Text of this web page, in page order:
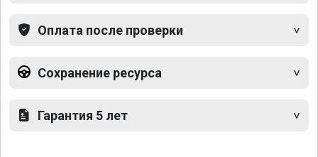
Оплата после проверки
Сохранение ресурса
Гарантия 5 лет